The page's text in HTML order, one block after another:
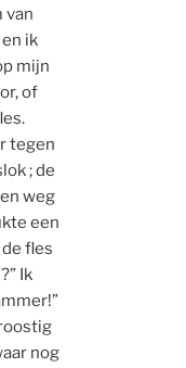
van
ik
mijn
of
tegen
; de
weg
een
fles
Ik
nog